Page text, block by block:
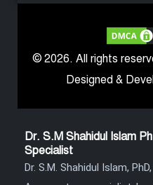
© 2026. All rights
Designed &
Dr. S.M Shahidul Islam
Specialist
Dr. S.M. Shahidul Islam,